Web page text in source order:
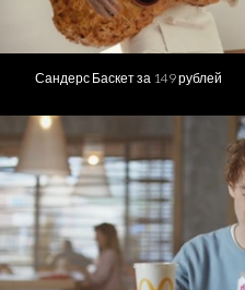
Сандерс Баскет за 149 рублей